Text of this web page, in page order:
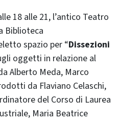
18 alle 21, l’antico Teatro
Biblioteca
spazio per “Dissezioni
oggetti in relazione al
Alberto Meda, Marco
da Flaviano Celaschi,
del Corso di Laurea
Maria Beatrice